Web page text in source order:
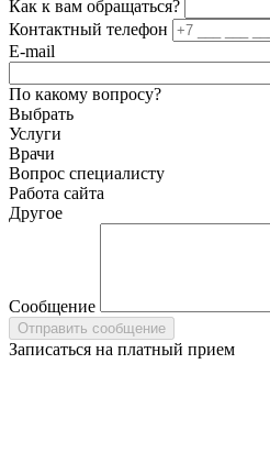
Как к вам обращаться?
Контактный телефон
E-mail
По какому вопросу?
Выбрать
Услуги
Врачи
Вопрос специалисту
Работа сайта
Другое
Сообщение
Записаться на платный прием